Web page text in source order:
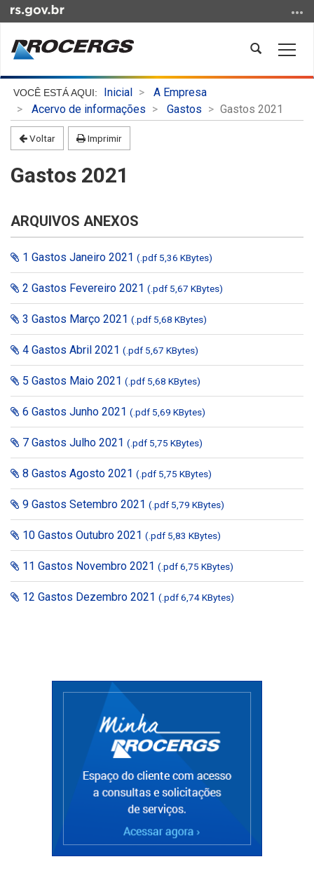
para
conteúdo
Ir
para
menu
Abrir
busca
Início
conteúdo
Inicial
A Empresa
Acervo de informações
Gastos Gastos 2021
Voltar Imprimir
Gastos 2021
ARQUIVOS ANEXOS
1 Gastos Janeiro 2021 (.pdf 5,36 KBytes)
2 Gastos Fevereiro 2021 (.pdf 5,67 KBytes)
3 Gastos Março 2021 (.pdf 5,68 KBytes)
4 Gastos Abril 2021 (.pdf 5,67 KBytes)
5 Gastos Maio 2021 (.pdf 5,68 KBytes)
6 Gastos Junho 2021 (.pdf 5,69 KBytes)
7 Gastos Julho 2021 (.pdf 5,75 KBytes)
8 Gastos Agosto 2021 (.pdf 5,75 KBytes)
9 Gastos Setembro 2021 (.pdf 5,79 KBytes)
10 Gastos Outubro 2021 (.pdf 5,83 KBytes)
11 Gastos Novembro 2021 (.pdf 6,75 KBytes)
12 Gastos Dezembro 2021 (.pdf 6,74 KBytes)